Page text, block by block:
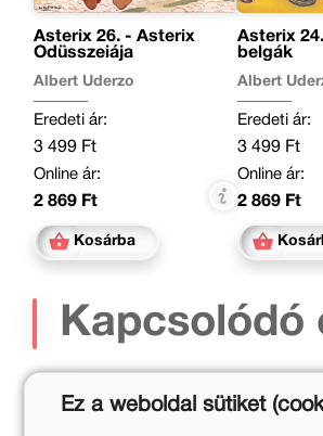
Asterix 26. - Asterix
Odüsszeiája
Albert Uderzo
Eredeti ár:
3 499 Ft
Online ár:
2 869 Ft
Kosárba
Asterix
belgák
Albert
Eredeti ár:
3 499 Ft
Online ár:
2 869 Ft
Kapcsolódó
Ez a weboldal sütiket